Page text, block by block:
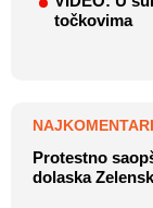
točkovima
Protestno
dolaska